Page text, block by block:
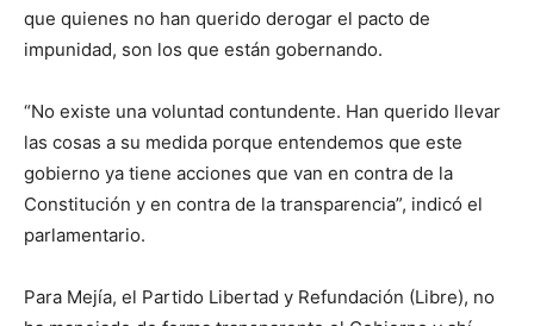
que quienes no han querido derogar el pacto de
impunidad, son los que están gobernando.
“No existe una voluntad contundente. Han querido llevar
las cosas a su medida porque entendemos que este
gobierno ya tiene acciones que van en contra de la
Constitución y en contra de la transparencia”, indicó el
parlamentario.
Para Mejía, el Partido Libertad y Refundación (Libre), no